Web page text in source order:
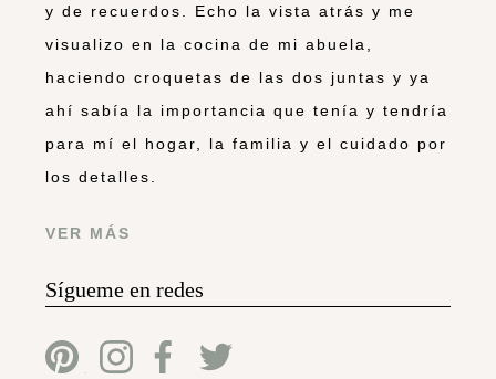
y de recuerdos. Echo la vista atrás y me
visualizo en la cocina de mi abuela,
haciendo croquetas de las dos juntas y ya
ahí sabía la importancia que tenía y tendría
para mí el hogar, la familia y el cuidado por
los detalles.
VER MÁS
Sígueme en redes